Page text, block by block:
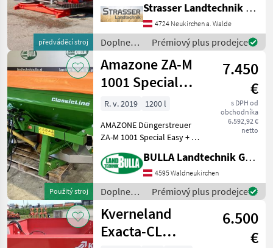
předváděcí stroj
1x Trittstufe für bis zu 3.200l
- Füllstandssensor - HD-
Streuscheiben L! für
Streibreit
Strasser Landtechnik GmbH
4724 Neukirchen a. Walde
Doplnenie
živin a
polievanie
/
Gaspardo
Prémiový plus prodejce
Použitý stroj
Amazone ZA-M
1001 Special
Easy
7.450
€
s DPH od
obchodníka
6.592,92 €
netto
R. v. 2019
1200 l
AMAZONE Düngerstreuer
ZA-M 1001 Special Easy + Bj.
absolut neuwertiger
Zustand +
Grenzstreueinrichtung
Limiter + Bedienterminal
Easy
BULLA Landtechnik GmbH
4595 Waldneukirchen
Doplnenie
živin a
polievanie
/
Amazone
Prémiový plus prodejce
Kverneland
Exacta-CL
6.500
€